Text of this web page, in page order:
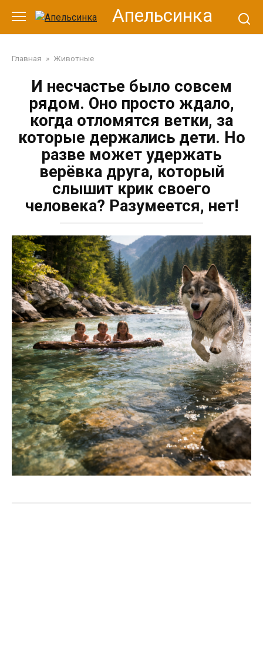
контенту
Апельсинка
Главная » Животные
И несчастье было совсем
рядом. Оно просто ждало,
когда отломятся ветки, за
которые держались дети. Но
разве может удержать
верёвка друга, который
слышит крик своего
человека? Разумеется, нет!